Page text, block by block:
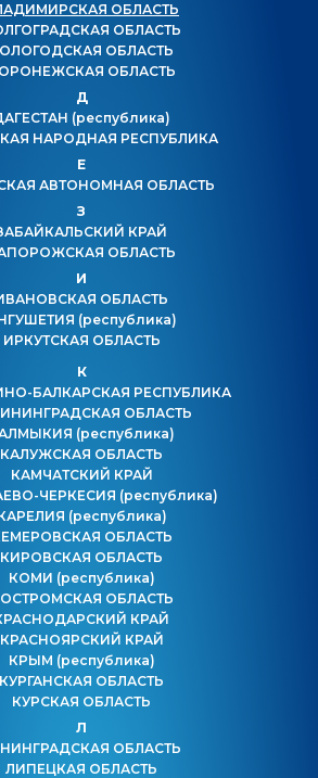
ОБЛАСТЬ
ОБЛАСТЬ
ОБЛАСТЬ
ОБЛАСТЬ
Д
(республика)
НАРОДНАЯ РЕСПУБЛИКА
Е
АВТОНОМНАЯ ОБЛАСТЬ
З
КРАЙ
ОБЛАСТЬ
И
ОБЛАСТЬ
(республика)
ИРКУТСКАЯ ОБЛАСТЬ
К
БАЛКАРСКАЯ РЕСПУБЛИКА
ОБЛАСТЬ
(республика)
КАЛУЖСКАЯ ОБЛАСТЬ
КАМЧАТСКИЙ КРАЙ
ЧЕРКЕСИЯ (республика)
(республика)
ОБЛАСТЬ
КИРОВСКАЯ ОБЛАСТЬ
КОМИ (республика)
ОБЛАСТЬ
КРАЙ
КРАСНОЯРСКИЙ КРАЙ
КРЫМ (республика)
КУРГАНСКАЯ ОБЛАСТЬ
КУРСКАЯ ОБЛАСТЬ
Л
ОБЛАСТЬ
ЛИПЕЦКАЯ ОБЛАСТЬ